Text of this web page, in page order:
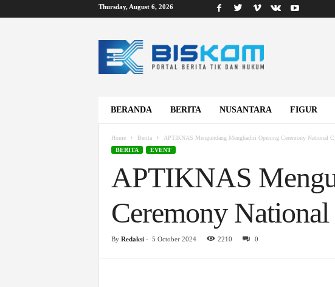
Thursday, August 6, 2026
i
BERANDA
BERITA NUSANTARA FIGUR
Home Berita
APTIKNAS Mengundang Menghadiri Opening Ceremony National
BERITA
EVENT
APTIKNAS
Ceremony
By Redaksi- 5 October 2024 2210 0